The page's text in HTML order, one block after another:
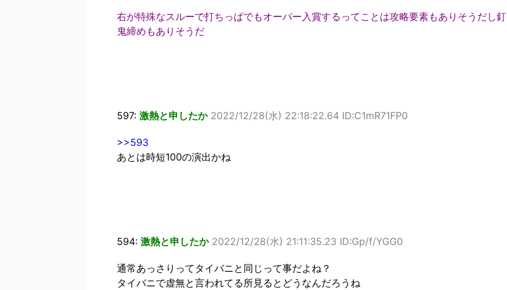
右が特殊なスルーで打ちっぱでもオーバー入賞するってことは攻略要素もありそうだし釘
鬼締めもありそうだ
597: 激熱と申したか 2022/12/28(水) 22:18:22.64 ID:C1mR71FP0
>>593
あとは時短100の演出かね
594: 激熱と申したか 2022/12/28(水) 21:11:35.23 ID:Gp/f/YGG0
通常あっさりってタイバニと同じって事だよね？
タイバニで虚無と言われてる所見るとどうなんだろうね